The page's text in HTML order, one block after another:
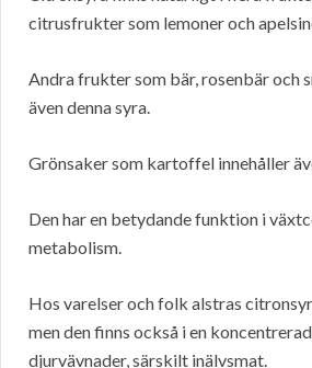
citrusfrukter som lemoner och
Andra frukter som bär, rosenbär och
även denna syra.
Grönsaker som kartoffel innehåller
Den har en betydande funktion i
metabolism.
Hos varelser och folk alstras
men den finns också i en
djurvävnader, särskilt inälvsmat.